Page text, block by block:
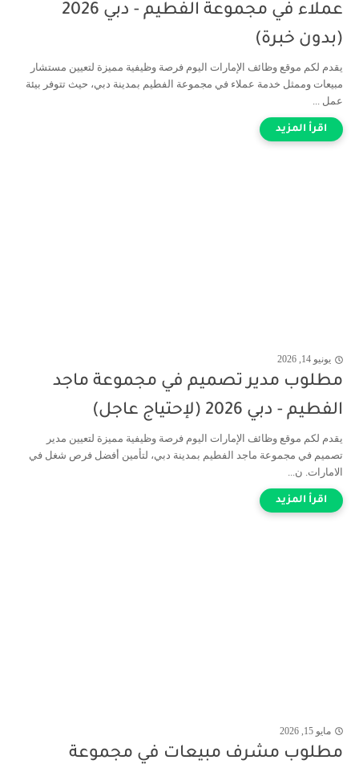
عملاء في مجموعة الفطيم - دبي 2026
(بدون خبرة)
يقدم لكم موقع وظائف الإمارات اليوم فرصة وظيفية مميزة لتعيين مستشار
مبيعات وممثل خدمة عملاء في مجموعة الفطيم بمدينة دبي، حيث تتوفر بيئة
عمل ...
يونيو 14, 2026
مطلوب مدير تصميم في مجموعة ماجد
الفطيم - دبي 2026 (لإحتياج عاجل)
يقدم لكم موقع وظائف الإمارات اليوم فرصة وظيفية مميزة لتعيين مدير
تصميم في مجموعة ماجد الفطيم بمدينة دبي، لتأمين أفضل فرص شغل في
الامارات. ن...
مايو 15, 2026
مطلوب مشرف مبيعات في مجموعة